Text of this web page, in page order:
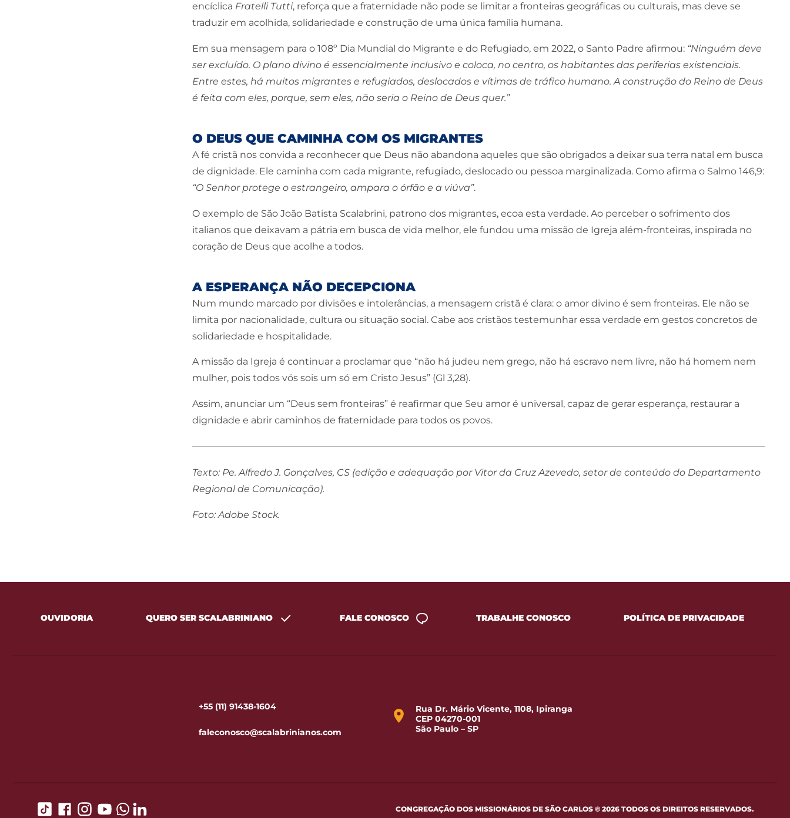
encíclica Fratelli Tutti, reforça que a fraternidade não pode se limitar a fronteiras geográficas ou culturais, mas deve se
traduzir em acolhida, solidariedade e construção de uma única família humana.
Em sua mensagem para o 108º Dia Mundial do Migrante e do Refugiado, em 2022, o Santo Padre afirmou: “Ninguém deve
ser excluído. O plano divino é essencialmente inclusivo e coloca, no centro, os habitantes das periferias existenciais.
Entre estes, há muitos migrantes e refugiados, deslocados e vítimas de tráfico humano. A construção do Reino de Deus
é feita com eles, porque, sem eles, não seria o Reino de Deus quer.”
O DEUS QUE CAMINHA COM OS MIGRANTES
A fé cristã nos convida a reconhecer que Deus não abandona aqueles que são obrigados a deixar sua terra natal em busca
de dignidade. Ele caminha com cada migrante, refugiado, deslocado ou pessoa marginalizada. Como afirma o Salmo 146,9:
“O Senhor protege o estrangeiro, ampara o órfão e a viúva”.
O exemplo de São João Batista Scalabrini, patrono dos migrantes, ecoa esta verdade. Ao perceber o sofrimento dos
italianos que deixavam a pátria em busca de vida melhor, ele fundou uma missão de Igreja além-fronteiras, inspirada no
coração de Deus que acolhe a todos.
A ESPERANÇA NÃO DECEPCIONA
Num mundo marcado por divisões e intolerâncias, a mensagem cristã é clara: o amor divino é sem fronteiras. Ele não se
limita por nacionalidade, cultura ou situação social. Cabe aos cristãos testemunhar essa verdade em gestos concretos de
solidariedade e hospitalidade.
A missão da Igreja é continuar a proclamar que “não há judeu nem grego, não há escravo nem livre, não há homem nem
mulher, pois todos vós sois um só em Cristo Jesus” (Gl 3,28).
Assim, anunciar um “Deus sem fronteiras” é reafirmar que Seu amor é universal, capaz de gerar esperança, restaurar a
dignidade e abrir caminhos de fraternidade para todos os povos.
Texto: Pe. Alfredo J. Gonçalves, CS (edição e adequação por Vitor da Cruz Azevedo, setor de conteúdo do Departamento
Regional de Comunicação).
Foto: Adobe Stock.
OUVIDORIA QUERO SER SCALABRINIANO FALE CONOSCO TRABALHE CONOSCO POLÍTICA DE PRIVACIDADE
+55 (11) 91438-1604
faleconosco@scalabrinianos.com
Rua Dr. Mário Vicente, 1108, Ipiranga
CEP 04270-001
São Paulo – SP
CONGREGAÇÃO DOS MISSIONÁRIOS DE SÃO CARLOS © 2026 TODOS OS DIREITOS RESERVADOS.